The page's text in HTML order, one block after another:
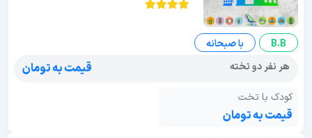
B.B
با صبحانه
هر نفر دو تخته
قیمت به تومان
کودک با تخت
قیمت به تومان